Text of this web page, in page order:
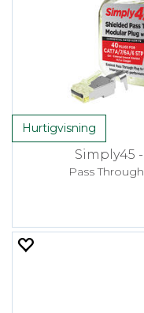
Hurtigvisning
Simply45 -
Pass